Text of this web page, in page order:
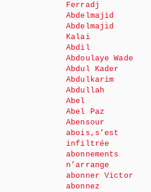
Ferradj
Abdelmajid
Abdelmajid
Kalai
Abdil
Abdoulaye Wade
Abdul Kader
Abdulkarim
Abdullah
Abel
Abel Paz
Abensour
abois,s’est
infiltrée
abonnements
n’arrange
abonner Victor
abonnez